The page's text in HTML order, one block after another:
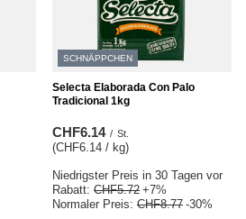
SCHNÄPPCHEN
Selecta Elaborada Con Palo
Tradicional 1kg
CHF6.14 / St.
(CHF6.14 / kg)
Niedrigster Preis in 30 Tagen vor
Rabatt: CHF5.72 +7%
Normaler Preis: CHF8.77 -30%